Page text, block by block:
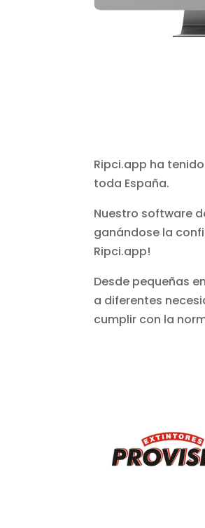
Ripci.app ha
toda España.
Nuestro software
ganándose la
Ripci.app!
Desde pequeñas
a diferentes
cumplir con la